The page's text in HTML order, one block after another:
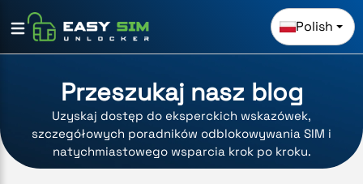
Polish
Przeszukaj nasz blog
Uzyskaj dostęp do eksperckich wskazówek,
szczegółowych poradników odblokowywania SIM i
natychmiastowego wsparcia krok po kroku.